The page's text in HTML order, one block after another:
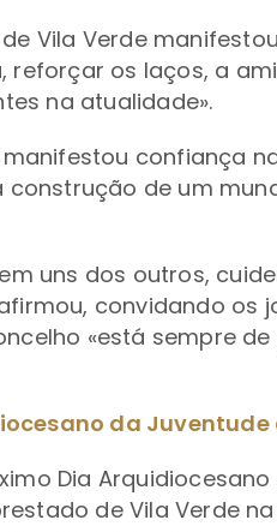
Vila Verde
reforçar os laços, a
na atualidade».
confiança
de um
uns dos outros,
convidando os
«está sempre
da Juventude
Dia Arquidiocesano
de Vila Verde